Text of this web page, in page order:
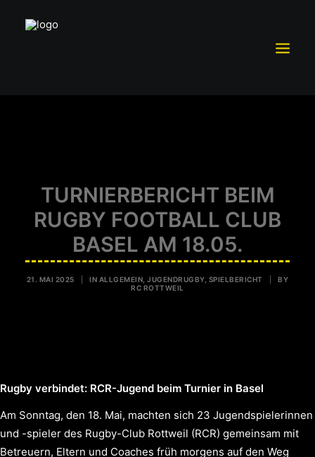
SCHUTZKONZEPT
FÖRDERVEREIN RCR E.V.
SPONSOREN UND PARTNER
VORSTAND
TURNIERBERICHT BEIM
RUGBY FOOTBALL CLUB
BASEL AM 18.05.
21. MAI 2025 IN ALLGEMEIN ,JUGENDRUGBY, SPIELBERICHT
BY
RC ROTTWEIL
Rugby verbindet: RCR-Jugend beim Turnier in Basel
Am Sonntag, den 18. Mai, machten sich 23 Jugendspielerinnen
und -spieler des Rugby-Club Rottweil (RCR) gemeinsam mit
Betreuern, Eltern und Coaches früh morgens auf den Weg